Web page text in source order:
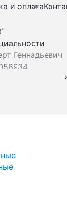
и оплата
Геннадьевич